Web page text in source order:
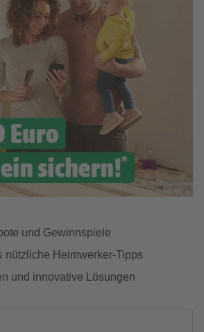
und Gewinnspiele
nützliche Heimwerker-Tipps
und innovative Lösungen